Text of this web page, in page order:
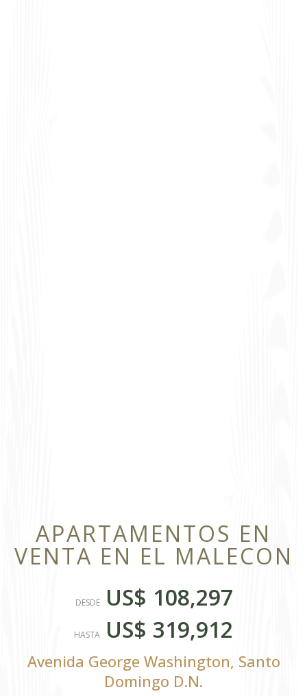
APARTAMENTOS EN
VENTA EN EL MALECON
DESDE US$ 108,297
HASTA US$ 319,912
Avenida George Washington, Santo
Domingo D.N.